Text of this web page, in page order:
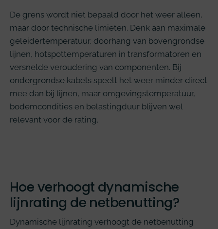
De grens wordt niet bepaald door het weer alleen,
maar door technische limieten. Denk aan maximale
geleidertemperatuur, doorhang van bovengrondse
lijnen, hotspottemperaturen in transformatoren en
versnelde veroudering van componenten. Bij
ondergrondse kabels speelt het weer minder direct
mee dan bij lijnen, maar omgevingstemperatuur,
bodemcondities en belastingduur blijven wel
relevant voor de rating.
Hoe verhoogt dynamische
lijnrating de netbenutting?
Dynamische lijnrating verhoogt de netbenutting